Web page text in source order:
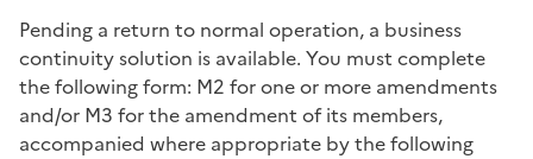
Pending a return to normal operation, a business
continuity solution is available. You must complete
the following form: M2 for one or more amendments
and/or M3 for the amendment of its members,
accompanied where appropriate by the following